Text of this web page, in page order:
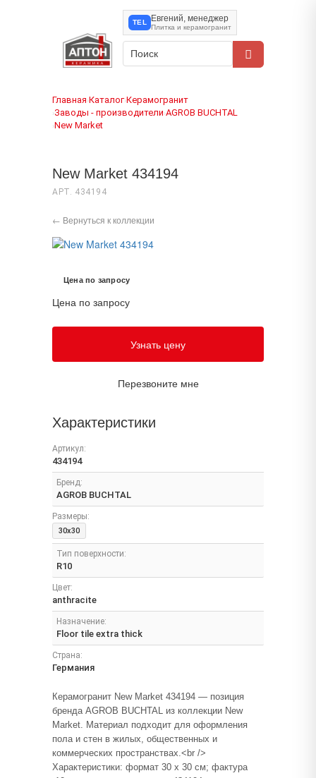
TEL
Евгений, менеджер
Плитка и керамогранит
Главная›Каталог›Керамогранит
›Заводы - производители›AGROB BUCHTAL
›New Market
New Market 434194
АРТ. 434194
← Вернуться к коллекции
Цена по запросу
Цена по запросу
Узнать цену
Перезвоните мне
Характеристики
Артикул:
434194
Бренд:
AGROB BUCHTAL
Размеры:
30x30
Тип поверхности:
R10
Цвет:
anthracite
Назначение:
Floor tile extra thick
Страна:
Германия
Керамогранит New Market 434194 — позиция
бренда AGROB BUCHTAL из коллекции New
Market. Материал подходит для оформления
пола и стен в жилых, общественных и
коммерческих пространствах.<br />
Характеристики: формат 30 x 30 см; фактура